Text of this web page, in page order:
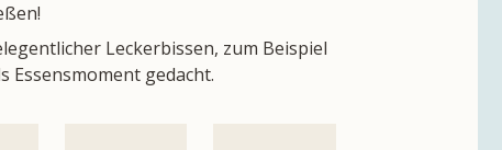
Leckerbissen, zum Beispiel
Essensmoment gedacht.